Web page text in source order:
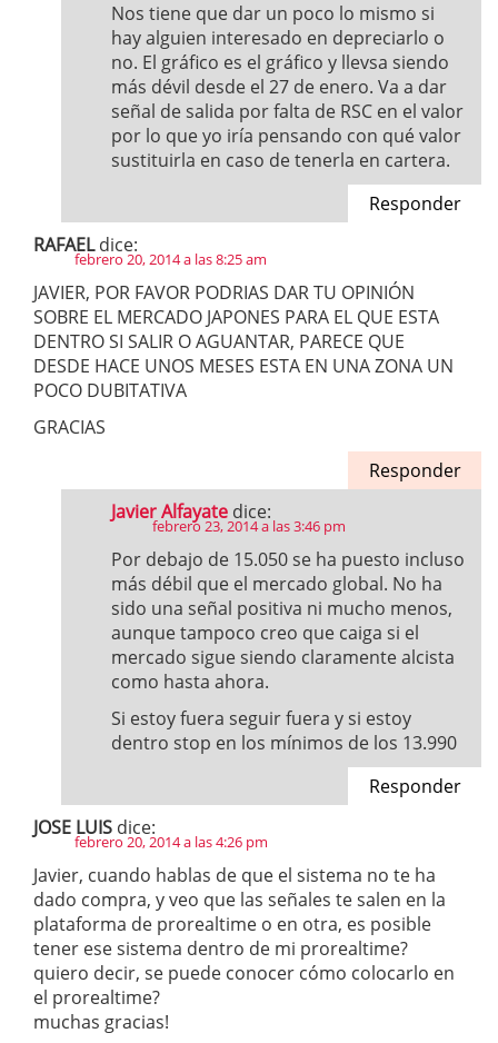
Nos tiene que dar un poco lo mismo si
hay alguien interesado en depreciarlo o
no. El gráfico es el gráfico y llevsa siendo
más dévil desde el 27 de enero. Va a dar
señal de salida por falta de RSC en el valor
por lo que yo iría pensando con qué valor
sustituirla en caso de tenerla en cartera.
Responder
RAFAEL dice:
febrero 20, 2014 a las 8:25 am
JAVIER, POR FAVOR PODRIAS DAR TU OPINIÓN
SOBRE EL MERCADO JAPONES PARA EL QUE ESTA
DENTRO SI SALIR O AGUANTAR, PARECE QUE
DESDE HACE UNOS MESES ESTA EN UNA ZONA UN
POCO DUBITATIVA
GRACIAS
Responder
Javier Alfayate dice:
febrero 23, 2014 a las 3:46 pm
Por debajo de 15.050 se ha puesto incluso
más débil que el mercado global. No ha
sido una señal positiva ni mucho menos,
aunque tampoco creo que caiga si el
mercado sigue siendo claramente alcista
como hasta ahora.
Si estoy fuera seguir fuera y si estoy
dentro stop en los mínimos de los 13.990
Responder
JOSE LUIS dice:
febrero 20, 2014 a las 4:26 pm
Javier, cuando hablas de que el sistema no te ha
dado compra, y veo que las señales te salen en la
plataforma de prorealtime o en otra, es posible
tener ese sistema dentro de mi prorealtime?
quiero decir, se puede conocer cómo colocarlo en
el prorealtime?
muchas gracias!